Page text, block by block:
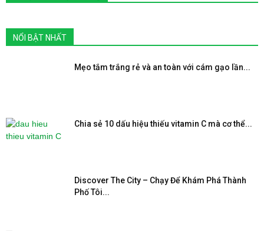
NỔI BẬT NHẤT
Mẹo tắm trắng rẻ và an toàn với cám gạo lần...
Chia sẻ 10 dấu hiệu thiếu vitamin C mà cơ thể...
Discover The City – Chạy Để Khám Phá Thành
Phố Tôi...